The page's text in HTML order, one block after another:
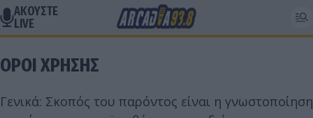
ΑΚΟΥΣΤΕ
LIVE
ΟΡΟΙ ΧΡΗΣΗΣ
Γενικά: Σκοπός του παρόντος είναι η γνωστοποίηση